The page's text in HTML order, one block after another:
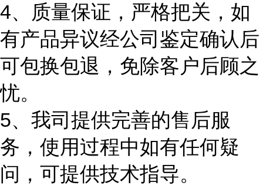
4、质量保证，严格把关，如
有产品异议经公司鉴定确认后
可包换包退，免除客户后顾之
忧。
5、我司提供完善的售后服
务，使用过程中如有任何疑
问，可提供技术指导。